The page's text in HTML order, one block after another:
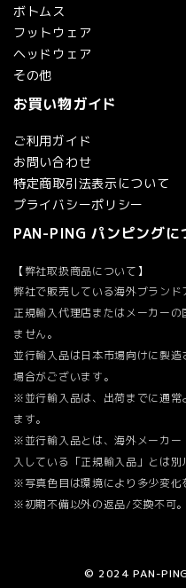
カテゴリー
ボトムス
フットウェア
ヘッドウェア
その他
お買い物ガイド
ご利用ガイド
お問い合わせ
特定商取引法表示について
プライバシーポリシー
PAN-PING パンピングに
【弊社取扱商品について】
弊社で販売している海外ブラン
正規輸入代理店またはメーカー
ません。
並行輸入品は日本市場向けに製
場合がございます。
※並行輸入品は、出荷までに通常
ます。
※並行輸入品とは、海外メーカ
入している「正規輸入品」とは別
※写真色目は環境により多少変化
※初期不備以外の返品/交換不可。
© 2024 PAN-